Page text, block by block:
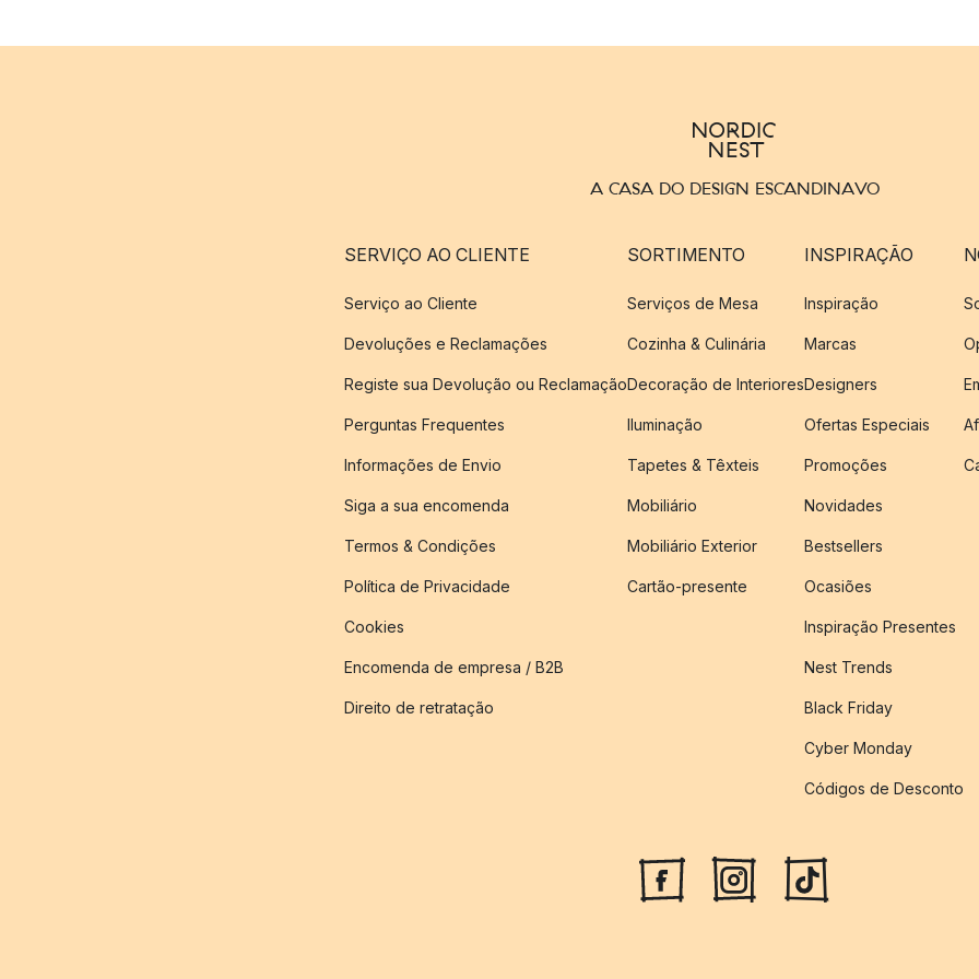
A CASA DO DESIGN ESCANDINAVO
SERVIÇO AO CLIENTE
Serviço ao Cliente
Devoluções e Reclamações
Registe sua Devolução ou Reclamação
Perguntas Frequentes
Informações de Envio
Siga a sua encomenda
Termos & Condições
Política de Privacidade
Cookies
Encomenda de empresa / B2B
Direito de retratação
SORTIMENTO
Serviços de Mesa
Cozinha & Culinária
Decoração de Interiores
Iluminação
Tapetes & Têxteis
Mobiliário
Mobiliário Exterior
Cartão-presente
INSPIRAÇÃO
Inspiração
Marcas
Designers
Ofertas Especiais
Promoções
Novidades
Bestsellers
Ocasiões
Inspiração Presentes
Nest Trends
Black Friday
Cyber Monday
Códigos de Desconto